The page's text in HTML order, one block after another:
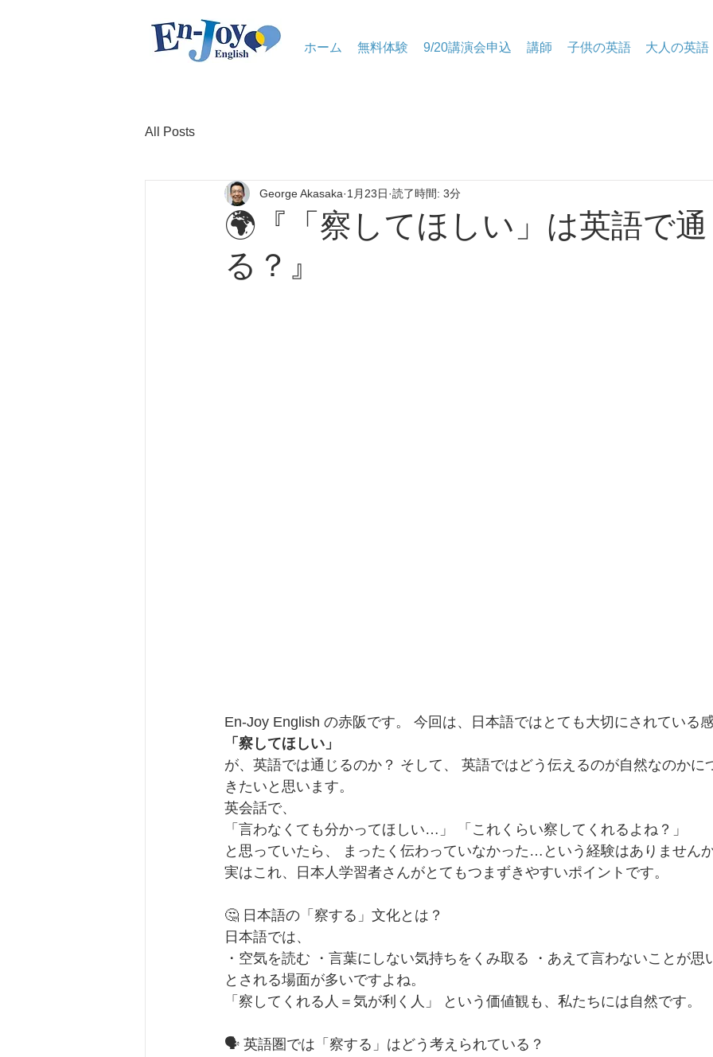
ホーム 無料体験 9/20講演会申込 講師 子供の英語 大人の英語
All Posts
🌍『「察してほしい」は英語で通
る？』
George Akasaka 1月23日 読了時間: 3分
En-Joy English の赤阪です。 今回は、日本語ではとても大切にされている感
「察してほしい」
が、英語では通じるのか？ そして、 英語ではどう伝えるのが自然なのかに
きたいと思います。
英会話で、
「言わなくても分かってほしい…」 「これくらい察してくれるよね？」
と思っていたら、 まったく伝わっていなかった…という経験はありません
実はこれ、日本人学習者さんがとてもつまずきやすいポイントです。
🤔 日本語の「察する」文化とは？
日本語では、
・空気を読む ・言葉にしない気持ちをくみ取る ・あえて言わないことが思
とされる場面が多いですよね。
「察してくれる人＝気が利く人」 という価値観も、私たちには自然です。
🗣️ 英語圏では「察する」はどう考えられている？